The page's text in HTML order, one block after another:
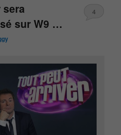
sur W9 …
4